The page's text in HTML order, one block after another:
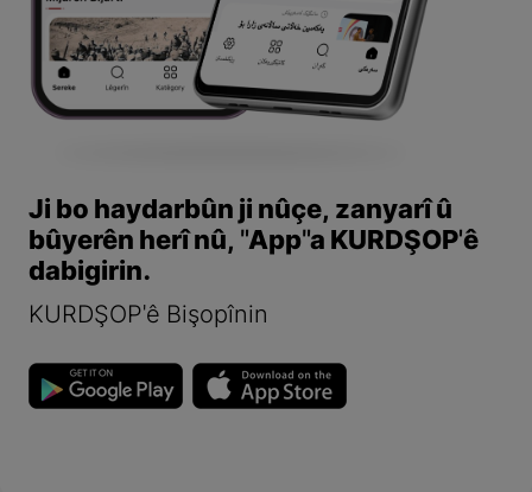
Ji bo haydarbûn ji nûçe, zanyarî û
bûyerên herî nû, "App"a KURDŞOP'ê
dabigirin.
KURDŞOP'ê Bişopînin